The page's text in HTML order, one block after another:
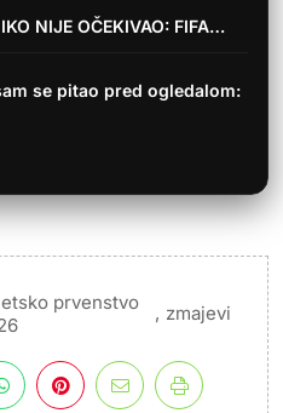
NIJE OČEKIVAO: FIFA…
se pitao pred ogledalom:
prvenstvo
, zmajevi